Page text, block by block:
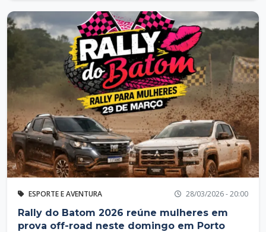
ESPORTE E AVENTURA 28/03/2026 - 20:00
Rally do Batom 2026 reúne mulheres em
prova off-road neste domingo em Porto